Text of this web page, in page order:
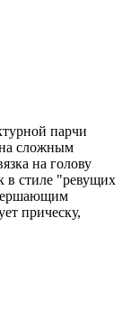
парчи
сложным
на голову
в стиле "ревущих
прическу,